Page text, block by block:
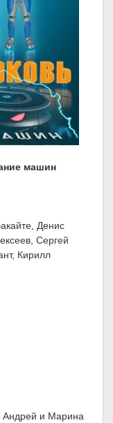
машин
Денис
Сергей
Кирилл
Андрей и Марина